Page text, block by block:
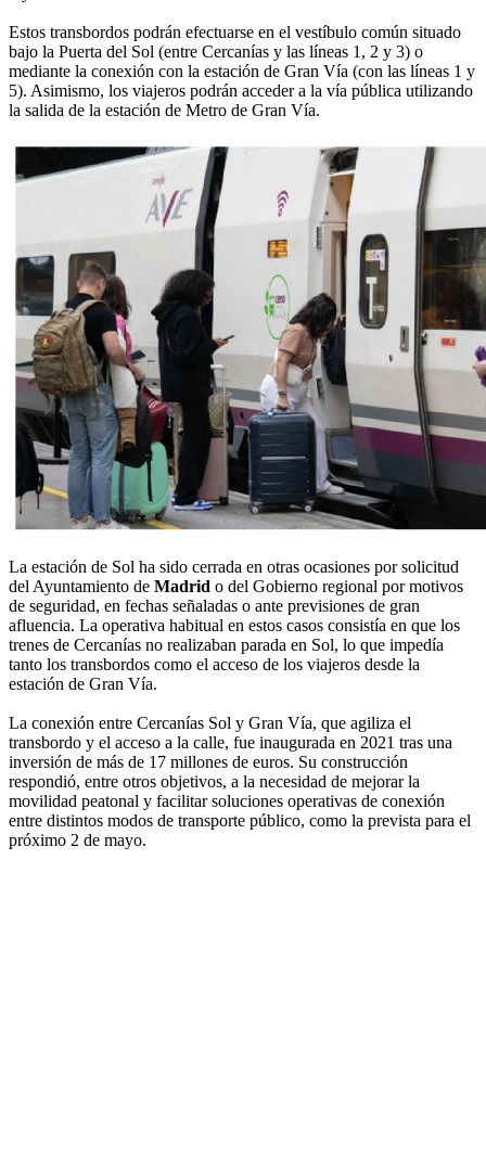
Estos transbordos podrán efectuarse en el vestíbulo común situado
bajo la Puerta del Sol (entre Cercanías y las líneas 1, 2 y 3) o
mediante la conexión con la estación de Gran Vía (con las líneas 1 y
5). Asimismo, los viajeros podrán acceder a la vía pública utilizando
la salida de la estación de Metro de Gran Vía.
La estación de Sol ha sido cerrada en otras ocasiones por solicitud
del Ayuntamiento de Madrid o del Gobierno regional por motivos
de seguridad, en fechas señaladas o ante previsiones de gran
afluencia. La operativa habitual en estos casos consistía en que los
trenes de Cercanías no realizaban parada en Sol, lo que impedía
tanto los transbordos como el acceso de los viajeros desde la
estación de Gran Vía.
La conexión entre Cercanías Sol y Gran Vía, que agiliza el
transbordo y el acceso a la calle, fue inaugurada en 2021 tras una
inversión de más de 17 millones de euros. Su construcción
respondió, entre otros objetivos, a la necesidad de mejorar la
movilidad peatonal y facilitar soluciones operativas de conexión
entre distintos modos de transporte público, como la prevista para el
próximo 2 de mayo.